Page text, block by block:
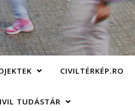
CIVILTÉRKÉP.RO
TUDÁSTÁR